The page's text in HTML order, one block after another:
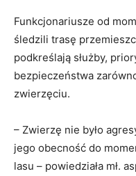
Funkcjonariusze od
śledzili trasę
podkreślają służby,
bezpieczeństwa
zwierzęciu.
– Zwierzę nie było
jego obecność do
lasu – powiedziała mł.